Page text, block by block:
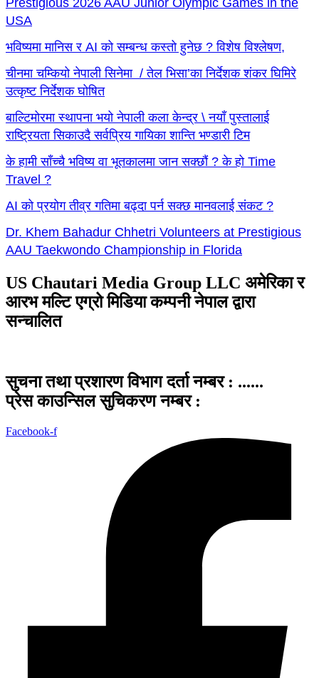
USA
भविष्यमा मानिस र AI को सम्बन्ध कस्तो हुनेछ ? विशेष विश्लेषण,
चीनमा चम्कियो नेपाली सिनेमा / तेल भिसा’का निर्देशक शंकर घिमिरे
उत्कृष्ट निर्देशक घोषित
बाल्टिमोरमा स्थापना भयो नेपाली कला केन्द्र \ नयाँ पुस्तालाई
राष्ट्रियता सिकाउदै सर्वप्रिय गायिका शान्ति भण्डारी टिम
के हामी साँच्चै भविष्य वा भूतकालमा जान सक्छौं ? के हो Time
Travel ?
AI को प्रयोग तीव्र गतिमा बढ्दा पर्न सक्छ मानवलाई संकट ?
Dr. Khem Bahadur Chhetri Volunteers at Prestigious
AAU Taekwondo Championship in Florida
US Chautari Media Group LLC अमेरिका र
आरभ मल्टि एग्रो मिडिया कम्पनी नेपाल द्वारा
सन्चालित
सुचना तथा प्रशारण विभाग दर्ता नम्बर : ......
प्रेस काउन्सिल सुचिकरण नम्बर :
Facebook-f